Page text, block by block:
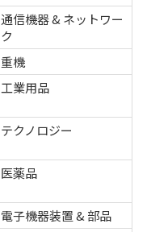
通信機器 & ネットワー
ク
重機
工業用品
テクノロジー
医薬品
電子機器装置 & 部品